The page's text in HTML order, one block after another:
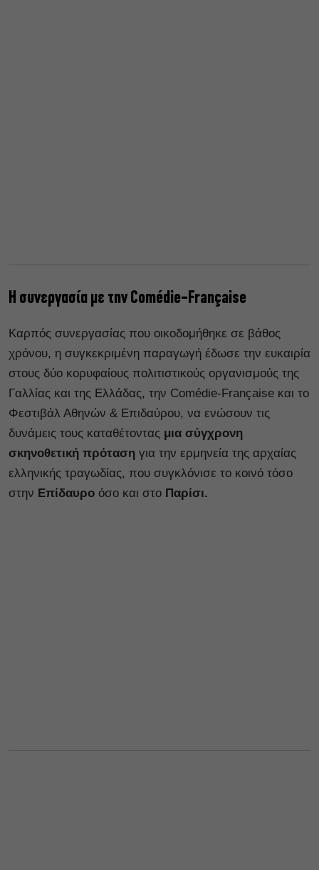
Η συνεργασία με την Comédie-Française
Καρπός συνεργασίας που οικοδομήθηκε σε βάθος
χρόνου, η συγκεκριμένη παραγωγή έδωσε την ευκαιρία
στους δύο κορυφαίους πολιτιστικούς οργανισμούς της
Γαλλίας και της Ελλάδας, την Comédie-Française και το
Φεστιβάλ Αθηνών & Επιδαύρου, να ενώσουν τις
δυνάμεις τους καταθέτοντας μια σύγχρονη
σκηνοθετική πρόταση για την ερμηνεία της αρχαίας
ελληνικής τραγωδίας, που συγκλόνισε το κοινό τόσο
στην Επίδαυρο όσο και στο Παρίσι.